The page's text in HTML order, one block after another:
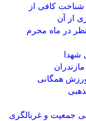
کافی از
از آن
در ماه محرم
شهدا
ورزش همگانی
جمعیت و غربالگری